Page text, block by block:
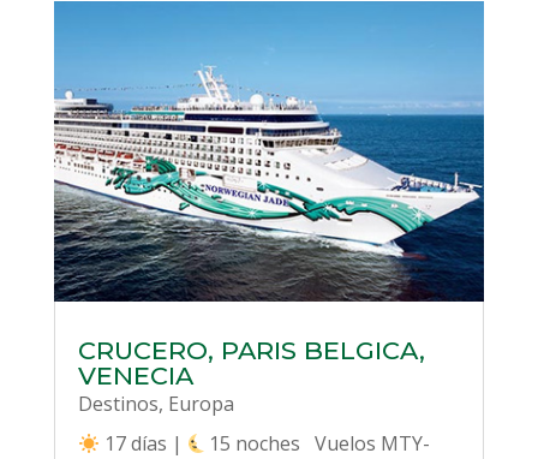
CRUCERO, PARIS BELGICA,
VENECIA
Destinos, Europa
17 días |
15 noches Vuelos MTY-